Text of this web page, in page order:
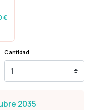
€
Cantidad
2035